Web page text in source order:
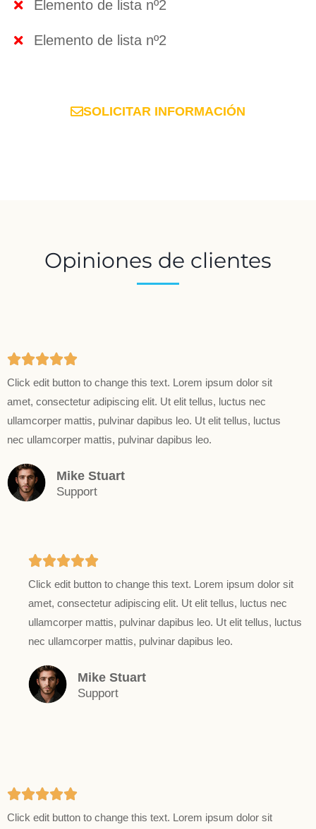
Elemento de lista nº2
Elemento de lista nº2
SOLICITAR INFORMACIÓN
Opiniones de clientes

/
5
Click edit button to change this text. Lorem ipsum dolor sit
amet, consectetur adipiscing elit. Ut elit tellus, luctus nec
ullamcorper mattis, pulvinar dapibus leo. Ut elit tellus, luctus
nec ullamcorper mattis, pulvinar dapibus leo.
Mike Stuart
Support

/
5
Click edit button to change this text. Lorem ipsum dolor sit
amet, consectetur adipiscing elit. Ut elit tellus, luctus nec
ullamcorper mattis, pulvinar dapibus leo. Ut elit tellus, luctus
nec ullamcorper mattis, pulvinar dapibus leo.
Mike Stuart
Support

/
Click edit button to change this text. Lorem ipsum dolor sit